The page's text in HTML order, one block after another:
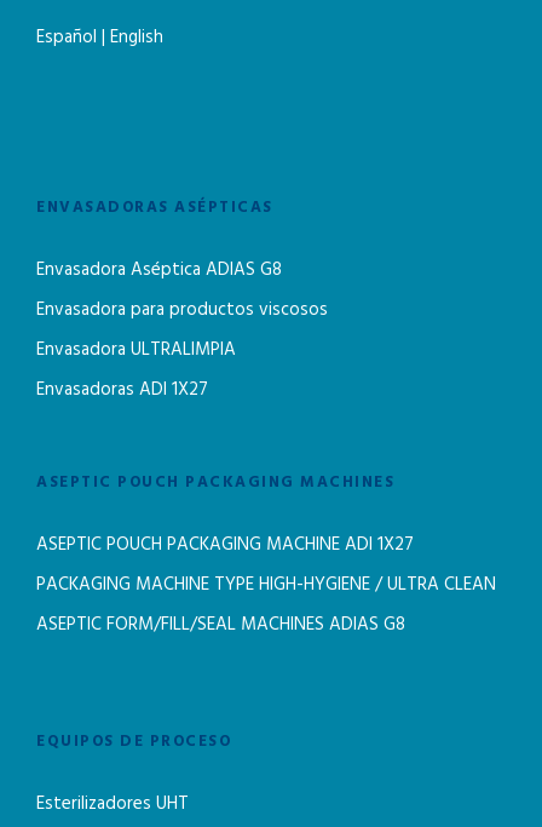
Español | English
ENVASADORAS ASÉPTICAS
Envasadora Aséptica ADIAS G8
Envasadora para productos viscosos
Envasadora ULTRALIMPIA
Envasadoras ADI 1X27
ASEPTIC POUCH PACKAGING MACHINES
ASEPTIC POUCH PACKAGING MACHINE ADI 1X27
PACKAGING MACHINE TYPE HIGH-HYGIENE / ULTRA CLEAN
ASEPTIC FORM/FILL/SEAL MACHINES ADIAS G8
EQUIPOS DE PROCESO
Esterilizadores UHT